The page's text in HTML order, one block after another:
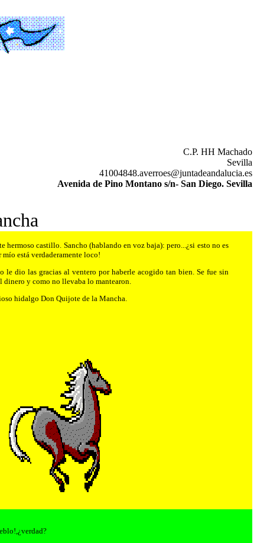
C.P. HH Machado
Sevilla
41004848.averroes@juntadeandalucia.es
Avenida de Pino Montano s/n- San Diego. Sevilla
hermoso castillo. Sancho (hablando en voz baja): pero...¿si esto no es
mío está verdaderamente loco!
le dio las gracias al ventero por haberle acogido tan bien. Se fue sin
dinero y como no llevaba lo mantearon.
hidalgo Don Quijote de la Mancha.